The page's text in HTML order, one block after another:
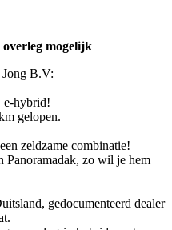
mogelijk
B.V:
e-hybrid!
gelopen.
zeldzame combinatie!
Panoramadak, zo wil je hem
gedocumenteerd dealer